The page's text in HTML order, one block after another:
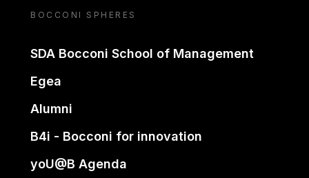
BOCCONI SPHERES
SDA Bocconi School of Management
Egea
Alumni
B4i - Bocconi for innovation
yoU@B Agenda